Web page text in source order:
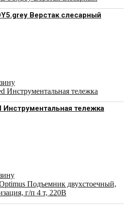
Верстак слесарный
Инструментальная тележка